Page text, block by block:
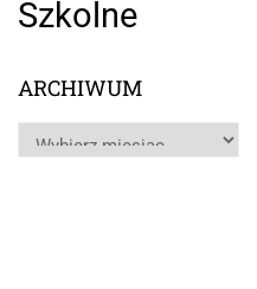
Szkolne
ARCHIWUM